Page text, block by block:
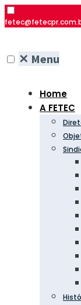
✕ Menu
Home
A FETEC